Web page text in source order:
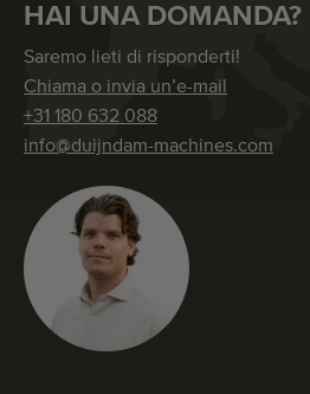
HAI UNA DOMANDA?
Saremo lieti di risponderti!
Chiama o invia un’e-mail
+31 180 632 088
info@duijndam-machines.com